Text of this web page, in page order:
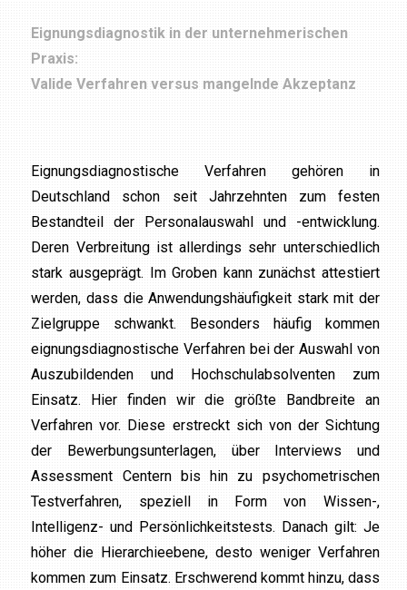
Eignungsdiagnostik in der unternehmerischen
Praxis:
Valide Verfahren versus mangelnde Akzeptanz
Eignungsdiagnostische Verfahren gehören in
Deutschland schon seit Jahrzehnten zum festen
Bestandteil der Personalauswahl und -entwicklung.
Deren Verbreitung ist allerdings sehr unterschiedlich
stark ausgeprägt. Im Groben kann zunächst attestiert
werden, dass die Anwendungshäufigkeit stark mit der
Zielgruppe schwankt. Besonders häufig kommen
eignungsdiagnostische Verfahren bei der Auswahl von
Auszubildenden und Hochschulabsolventen zum
Einsatz. Hier finden wir die größte Bandbreite an
Verfahren vor. Diese erstreckt sich von der Sichtung
der Bewerbungsunterlagen, über Interviews und
Assessment Centern bis hin zu psychometrischen
Testverfahren, speziell in Form von Wissen-,
Intelligenz- und Persönlichkeitstests. Danach gilt: Je
höher die Hierarchieebene, desto weniger Verfahren
kommen zum Einsatz. Erschwerend kommt hinzu, dass